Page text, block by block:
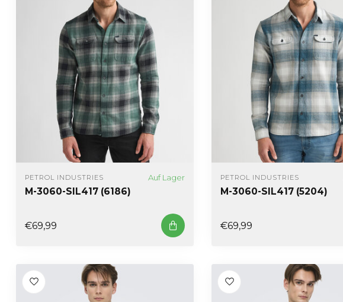
PETROL INDUSTRIES Auf Lager
M-3060-SIL417 (6186)
€69,99
PETROL INDUSTRIES
M-3060-SIL417 (5204)
€69,99